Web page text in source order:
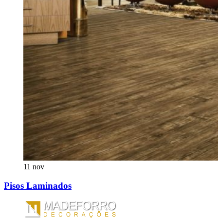
11 nov
Pisos Laminados